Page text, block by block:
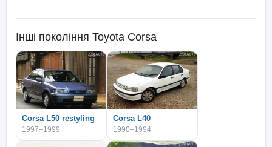
Інші покоління Toyota Corsa
Corsa L50 restyling
1997–1999
Corsa L40
1990–1994